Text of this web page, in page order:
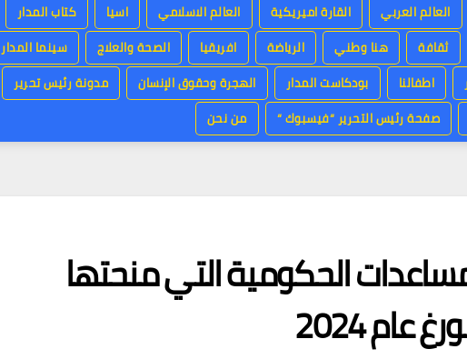
العالم العربي القارة اميريكية العالم الاسلامي اسيا
كتاب المدار
ثقافة هنا وطني الرياضة افريقيا الصحة والعلاج
سينما المدار
اطفالنا بودكاست المدار الهجرة وحقوق الإنسان
مدونة رئيس تحرير
صفحة رئيس التحرير “فيسبوك “ من نحن
الحكومية التي منحتها
2024